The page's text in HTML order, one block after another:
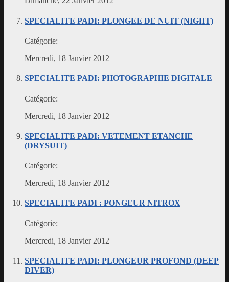
SPECIALITE PADI: PLONGEE DE NUIT (NIGHT)
Catégorie:
Mercredi, 18 Janvier 2012
SPECIALITE PADI: PHOTOGRAPHIE DIGITALE
Catégorie:
Mercredi, 18 Janvier 2012
SPECIALITE PADI: VETEMENT ETANCHE
(DRYSUIT)
Catégorie:
Mercredi, 18 Janvier 2012
SPECIALITE PADI : PONGEUR NITROX
Catégorie:
Mercredi, 18 Janvier 2012
SPECIALITE PADI: PLONGEUR PROFOND (DEEP
DIVER)